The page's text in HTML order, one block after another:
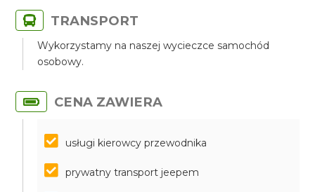
TRANSPORT
Wykorzystamy na naszej wycieczce samochód
osobowy.
CENA ZAWIERA
usługi kierowcy przewodnika
prywatny transport jeepem